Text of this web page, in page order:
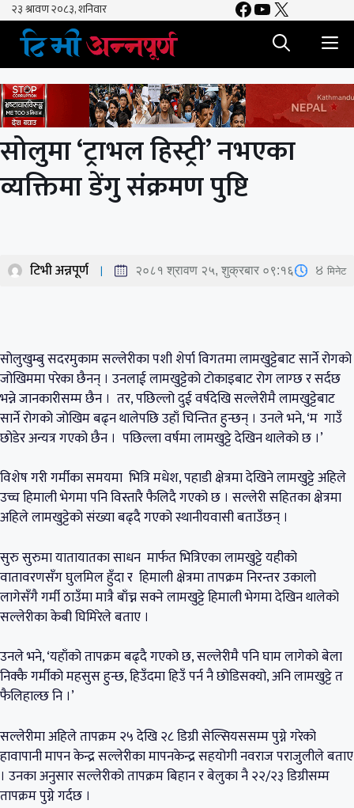
Skip
content
Facebook
YouTube
X
सोलुमा ‘ट्राभल हिस्ट्री’ नभएका
व्यक्तिमा डेंगु संक्रमण पुष्टि
टिभी अन्नपूर्ण २०८१ श्रावण २५, शुक्रबार ०९:१६ 4 मिनेट
सोलुखुम्बु सदरमुकाम सल्लेरीका पशी शेर्पा विगतमा लामखुट्टेबाट सार्ने रोगको
जोखिममा परेका छैनन् । उनलाई लामखुट्टेको टोकाइबाट रोग लाग्छ र सर्दछ
भन्ने जानकारीसम्म छैन । तर, पछिल्लो दुई वर्षदेखि सल्लेरीमै लामखुट्टेबाट
सार्ने रोगको जोखिम बढ्न थालेपछि उहाँ चिन्तित हुन्छन् । उनले भने, ‘म गाउँ
छोडेर अन्यत्र गएको छैन । पछिल्ला वर्षमा लामखुट्टे देखिन थालेको छ ।’
विशेष गरी गर्मीका समयमा भित्रि मधेश, पहाडी क्षेत्रमा देखिने लामखुट्टे अहिले
उच्च हिमाली भेगमा पनि विस्तारै फैलिदै गएको छ । सल्लेरी सहितका क्षेत्रमा
अहिले लामखुट्टेको संख्या बढ्दै गएको स्थानीयवासी बताउँछन् ।
सुरु सुरुमा यातायातका साधन मार्फत भित्रिएका लामखुट्टे यहीको
वातावरणसँग घुलमिल हुँदा र हिमाली क्षेत्रमा तापक्रम निरन्तर उकालो
लागेसँगै गर्मी ठाउँमा मात्रै बाँच्न सक्ने लामखुट्टे हिमाली भेगमा देखिन थालेको
सल्लेरीका केबी घिमिरेले बताए ।
उनले भने, ‘यहाँको तापक्रम बढ्दै गएको छ, सल्लेरीमै पनि घाम लागेको बेला
निक्कै गर्मीको महसुस हुन्छ, हिउँदमा हिउँ पर्न नै छोडिसक्यो, अनि लामखुट्टे त
फैलिहाल्छ नि ।’
सल्लेरीमा अहिले तापक्रम २५ देखि २८ डिग्री सेल्सियससम्म पुग्ने गरेको
हावापानी मापन केन्द्र सल्लेरीका मापनकेन्द्र सहयोगी नवराज पराजुलीले बताए
। उनका अनुसार सल्लेरीको तापक्रम बिहान र बेलुका नै २२/२३ डिग्रीसम्म
तापक्रम पुग्ने गर्दछ ।